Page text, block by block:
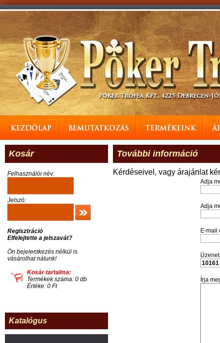
Kosár
Felhasználói név:
Jelszó:
Regisztráció
Elfelejtette a jelszavát?
Ön bejelentkezés nélkül is
vásárolhat nálunk!
Kosár tartalma:
Termékek száma: 0 db
Értéke: 0 Ft
Katalógus
További információ
Kérdéseivel, vagy árajánlat
Adja
Adja
E-mail
Írja